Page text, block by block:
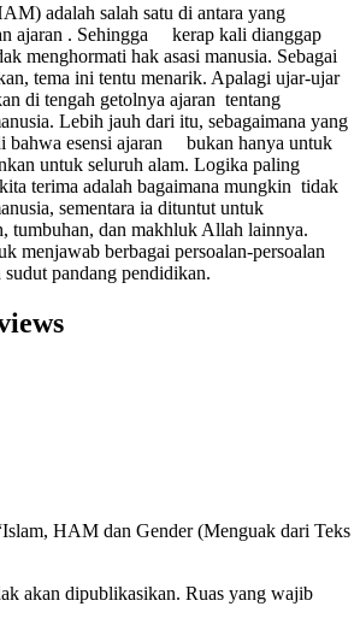
adalah salah satu di antara yang
ajaran . Sehingga kerap kali dianggap
menghormati hak asasi manusia. Sebagai
tema ini tentu menarik. Apalagi ujar-ujar
di tengah getolnya ajaran tentang
Lebih jauh dari itu, sebagaimana yang
bahwa esensi ajaran bukan hanya untuk
untuk seluruh alam. Logika paling
terima adalah bagaimana mungkin tidak
sementara ia dituntut untuk
tumbuhan, dan makhluk Allah lainnya.
menjawab berbagai persoalan-persoalan
pandang pendidikan.
HAM dan Gender (Menguak dari Teks
akan dipublikasikan. Ruas yang wajib